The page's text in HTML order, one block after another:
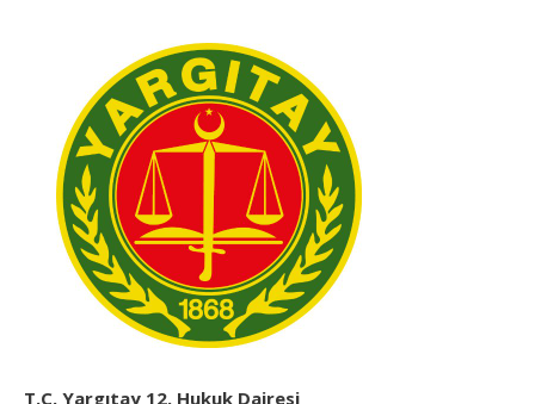
T.C. Yargıtay 12. Hukuk Dairesi